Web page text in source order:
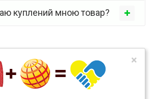
куплений мною товар?
×